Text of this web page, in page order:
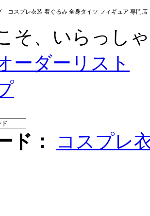
コスプレ衣装 着ぐるみ 全身タイツ フィギュア 専門店
そ、いらっし
ーダーリスト
ド：
コスプレ